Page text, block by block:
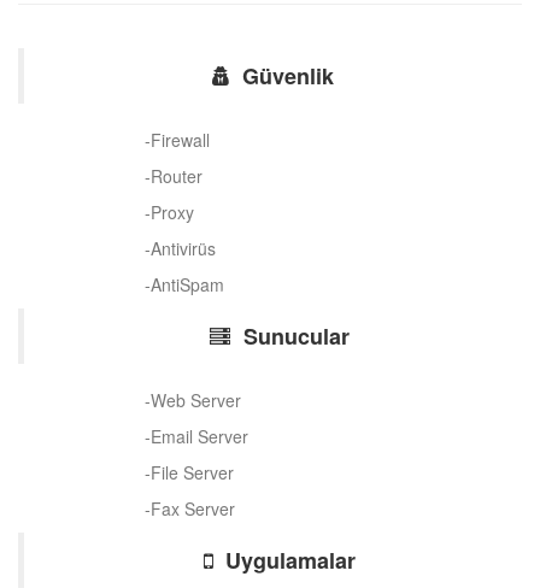
Güvenlik
-Firewall
-Router
-Proxy
-Antivirüs
-AntiSpam
Sunucular
-Web Server
-Email Server
-File Server
-Fax Server
Uygulamalar